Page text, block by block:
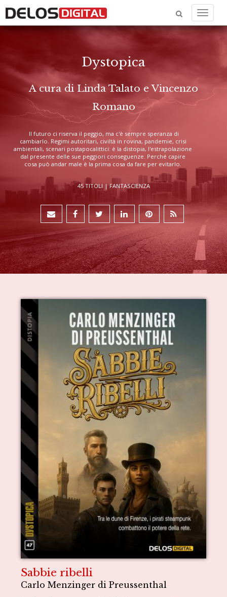
Menu
Dystopica
A cura di Linda Talato e Vincenzo
Romano
Il futuro ci riserva il peggio, ma c'è sempre speranza di
cambiarlo. Regimi autoritari, civiltà in rovina, pandemie, crisi
ambientali, scenari postapocalittici: è la distopia, l'estrapolazione
dal presente delle sue peggiori conseguenze. Perché capire
cosa può andar male è la prima cosa da fare per evitarlo.
45 TITOLI |FANTASCIENZA
Sabbie ribelli
Carlo Menzinger di Preussenthal